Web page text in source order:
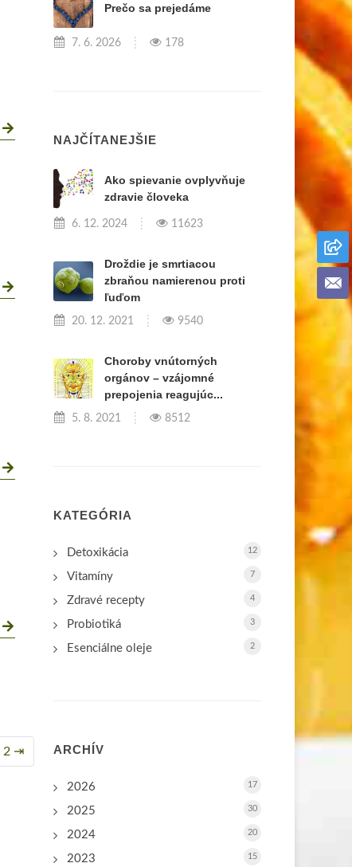
2 ⇥
Prečo sa prejedáme
7. 6. 2026 178
NAJČÍTANEJŠIE
Ako spievanie ovplyvňuje
zdravie človeka
6. 12. 2024 11623
Droždie je smrtiacou
zbraňou namierenou proti
ľuďom
20. 12. 2021 9540
Choroby vnútorných
orgánov – vzájomné
prepojenia reagujúc...
5. 8. 2021 8512
KATEGÓRIA
Detoxikácia 12
Vitamíny 7
Zdravé recepty 4
Probiotiká 3
Esenciálne oleje 2
ARCHÍV
2026 17
2025 30
2024 20
2023 15